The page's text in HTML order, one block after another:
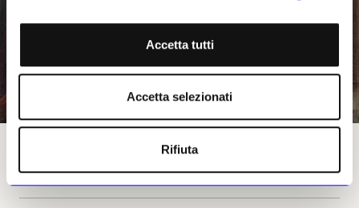
Accetta tutti
Accetta selezionati
Rifiuta
Charles-Antoine Coypel, «Autoritratto», 1734. Los Angeles, J. Paul Getty Museum